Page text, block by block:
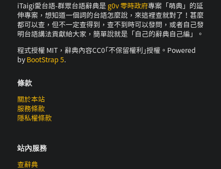
iTaigi愛台語-群眾台語辭典是 g0v 零時政府專案「萌典」的延
伸專案，想知道一個詞的台語怎麼說，來這裡查就對了！甚麼
都可以查，但不一定查得到，查不到時可以發問，或者自己發
明台語講法貢獻給大家，簡單說就是「自己的辭典自己編」。
程式授權 MIT，辭典內容CC0｢不保留權利｣授權。Powered
by BootStrap 5.
條款
關於本站
服務條款
隱私權條款
站內服務
查辭典